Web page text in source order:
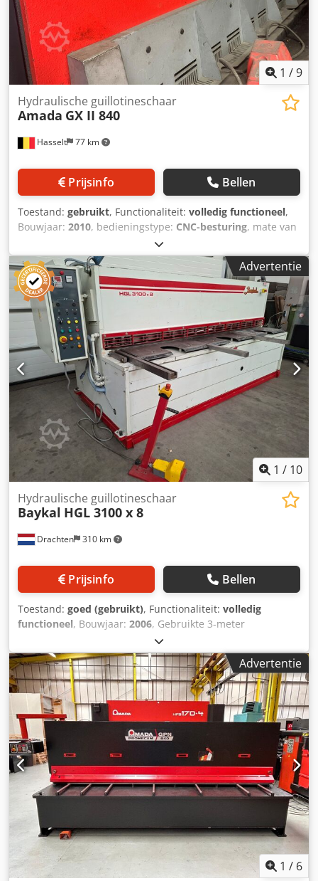
1 /9
Hasselt 77 km
Hydraulische guillotineschaar
Amada GX II 840
Prijsinfo Bellen
Toestand: gebruikt, Functionaliteit: volledig functioneel,
Bouwjaar: 2010, bedieningstype: CNC-besturing, mate van
halfautomatisch
hydraulisch, werkbreedte:4.000 mm, plaatdikte staal
(max.):8 mm, vermogen:15 kW (20,39 pk) ,
ingangsspanning:400 V, ingangsfrequentie:50 Hz,
totaalgewicht:11.530 kg , Mogelijkheid om een
hoogwaardige AMADA GX II 840 hydraulische
guillotineschaar aan te kopen, in zeer goede staat. Deze
machine is ontworpen voor nauwkeurig, betrouwbaar en
efficiënt knippen van plaatmateriaal en biedt een
uitstekende stijfheid, hoge precisie en gebruiksvriendelijke
bediening. De GX II-serie van AMADA staat bekend om
haar robuuste constructie, hoge veiligheidsnormen en
eenvoudige bediening, waardoor deze machine uitermate
geschikt is voor industriële productieomgevingen.
Dodpfszh T E Hex Aigeck De machine is onmiddellijk
beschikbaar en kan op afspraak werkend worden
geïnspecteerd en getest.
Advertentie
1 / 10
Drachten 310 km
Hydraulische guillotineschaar
Baykal HGL 3100 x 8
Prijsinfo Bellen
Toestand: goed (gebruikt), Functionaliteit: volledig
functioneel, Bouwjaar: 2006, Gebruikte 3-meter
plaatknipschaar van Baykal Djdozgt Tbopfx Aigeck Type:
HGL 3100 x 8 Capaciteit: 3100 x 8 mm (staal) Elektrische
NC-achteraanslag Bouwjaar: 2006
Advertentie
1 / 6